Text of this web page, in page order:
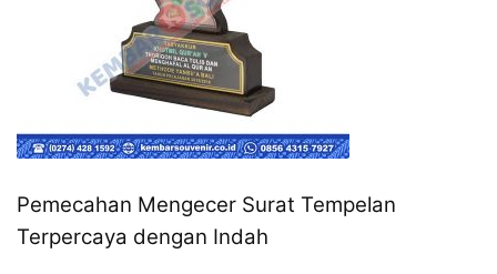
Pemecahan Mengecer Surat Tempelan
Terpercaya dengan Indah